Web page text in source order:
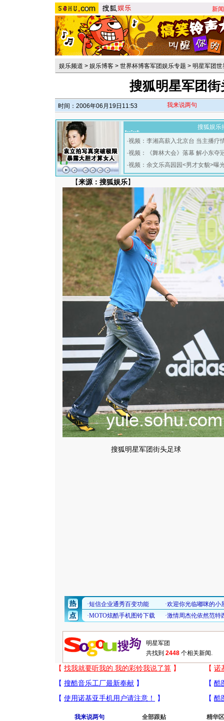
新闻
娱乐频道 > 娱乐博客 > 世界杯博客军团娱乐专题 > 明星军团
搜狐明星军团
时间：2006年06月19日11:53 我来说两句
搜狐娱乐
·视频：李湘高薪入北京台 当主播疗
·视频：《舞林大会》落幕 解小东夺
·视频：余文乐高园园<男才女貌>曝
【来源：搜狐娱乐】
搜狐明星军团街头足球
共找到 2448 个相关新闻.
我来说两句 全部跟贴 精华区